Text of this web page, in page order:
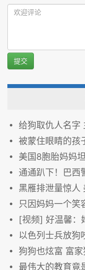
提交
给狗取仇人名字
被蒙住眼睛的孩子能从一群
美国8胞胎妈妈
通通趴下！巴西
黑雁排泄量惊人
只因妈妈一个笑容
[视频] 好温馨：
以色列士兵放狗
狗狗也炫富 富
最伟大的教育竟